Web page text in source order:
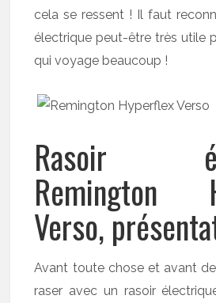
cela se ressent ! Il faut
électrique peut-être très utile
qui voyage beaucoup !
Rasoir
Remington
Verso,
Avant toute chose et avant
raser avec un rasoir